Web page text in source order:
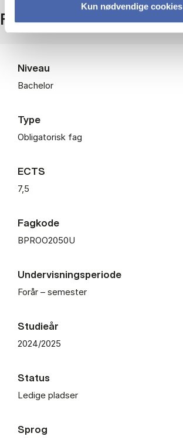
Kun nødvendige cookies
Fakta
Niveau
Bachelor
Type
Obligatorisk fag
ECTS
7,5
Fagkode
BPROO2050U
Undervisningsperiode
Forår – semester
Studieår
2024/2025
Status
Ledige pladser
Sprog